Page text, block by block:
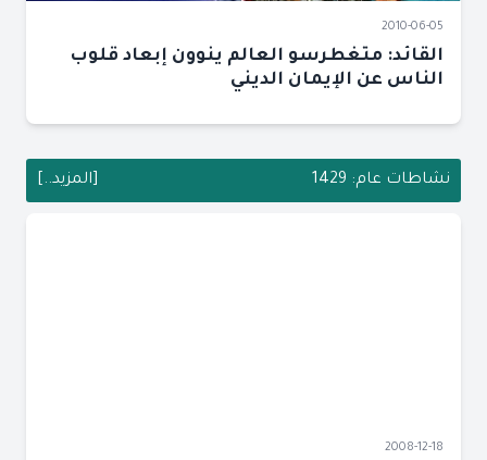
2010-06-05
القائد: متغطرسو العالم ينوون إبعاد قلوب
الناس عن الإيمان الديني
نشاطات عام: 1429 [المزيد..]
2008-12-18